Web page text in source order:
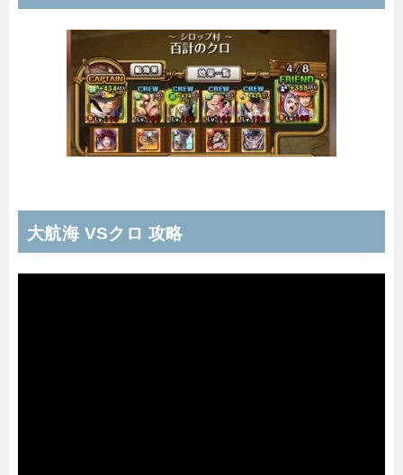
大航海 VSクロ 攻略